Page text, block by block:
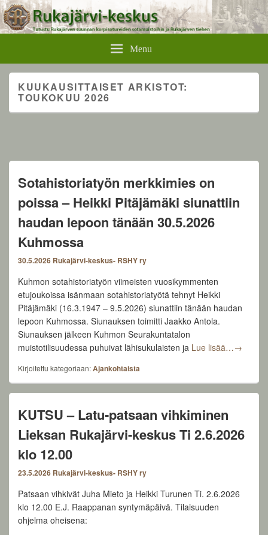
Rukajärvikeskus
Menu
KUUKAUSITTAISET ARKISTOT:
TOUKOKUU 2026
Sotahistoriatyön merkkimies on
poissa – Heikki Pitäjämäki siunattiin
haudan lepoon tänään 30.5.2026
Kuhmossa
30.5.2026 Rukajärvi-keskus- RSHY ry
Kuhmon sotahistoriatyön viimeisten vuosikymmenten
etujoukoissa isänmaan sotahistoriatyötä tehnyt Heikki
Pitäjämäki (16.3.1947 – 9.5.2026) siunattiin tänään haudan
lepoon Kuhmossa. Siunauksen toimitti Jaakko Antola.
Siunauksen jälkeen Kuhmon Seurakuntatalon
muistotilisuudessa puhuivat lähisukulaisten ja Lue lisää…→
Kirjoitettu kategoriaan:Ajankohtaista
KUTSU – Latu-patsaan vihkiminen
Lieksan Rukajärvi-keskus Ti 2.6.2026
klo 12.00
23.5.2026 Rukajärvi-keskus- RSHY ry
Patsaan vihkivät Juha Mieto ja Heikki Turunen Ti. 2.6.2026
klo 12.00 E.J. Raappanan syntymäpäivä. Tilaisuuden
ohjelma oheisena: